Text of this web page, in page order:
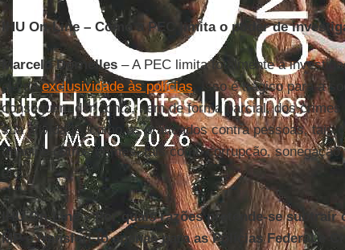
IHU On-Line – Como a PEC limita o poder de
Marcelo Dornelles– A PEC limita totalmente a
ela dáexclusividade às polícias . Isso é trágico para a
conseguem dar conta, nem de forma parcial, dos
sua atividade, como os praticados contra pessoas, tais
Imagine outros crimes, tais como corrupção,
etc.
IHU On-Line – Por quais razões pretende-se subtrair
MP e transferi-lo apenas para as Polícias Federal e